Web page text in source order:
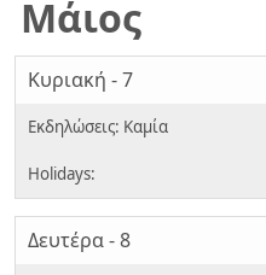
Μάιος
Κυριακή - 7
Δευτέρα - 8